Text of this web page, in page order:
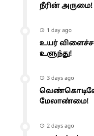
நீரின் அருமை!
1 day ago
உயர்
உளுந்து!
3 days ago
மேலாண்மை!
2 days ago